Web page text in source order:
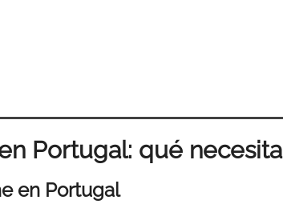
Portugal: qué necesita
en Portugal